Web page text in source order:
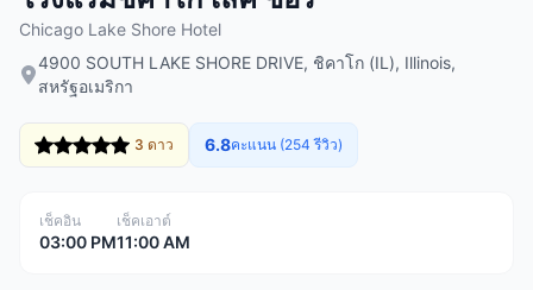
Chicago Lake Shore Hotel
4900 SOUTH LAKE SHORE DRIVE, ชิคาโก (IL), Illinois,
สหรัฐอเมริกา
3 ดาว 6.8คะแนน (254 รีวิว)
เช็คอิน
03:00 PM
เช็คเอาต์
11:00 AM